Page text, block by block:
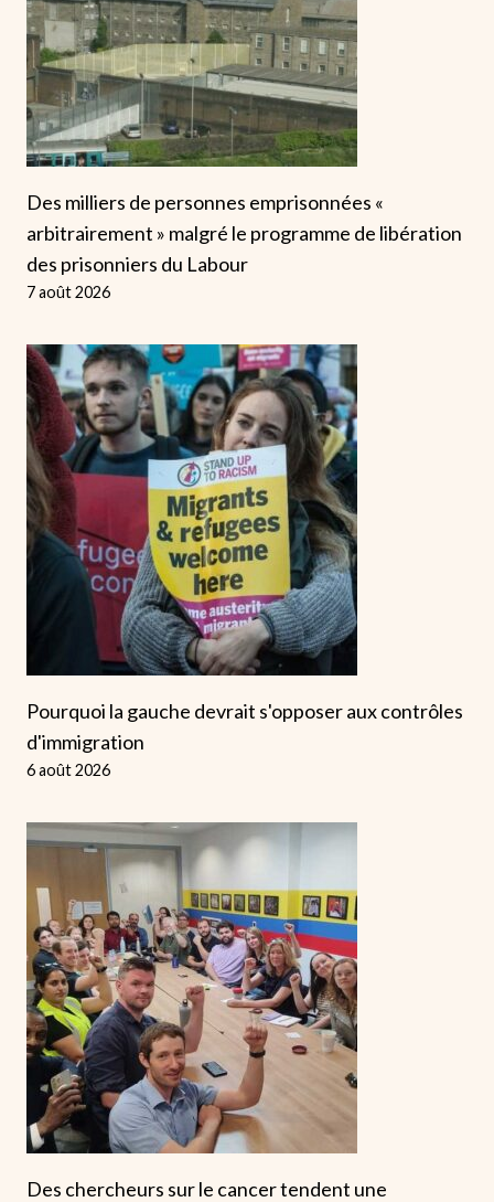
Des milliers de personnes emprisonnées «
arbitrairement » malgré le programme de libération
des prisonniers du Labour
7 août 2026
Pourquoi la gauche devrait s'opposer aux contrôles
d'immigration
6 août 2026
Des chercheurs sur le cancer tendent une